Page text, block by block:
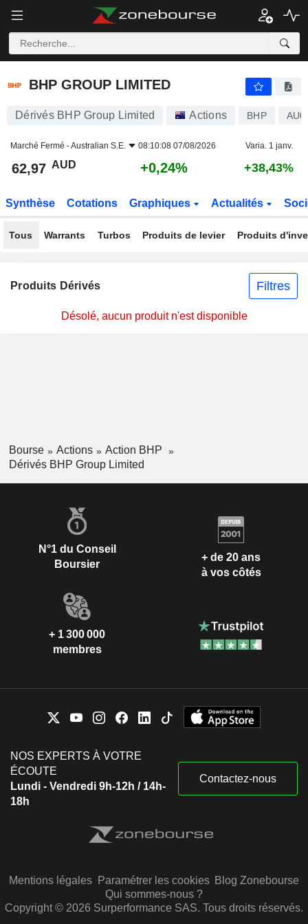
BHP GROUP LIMITED
BHP GROUP LIMITED
Dérivés BHP Group Limited Actions BHP
Marché Fermé -Australian S.E. 08:10:08 07/08/2026 Varia. 1 janv.
62,97 AUD +0,24% +38,43%
Synthèse Cotations Graphiques Actualités
Tous Warrants Turbos Produits de levier Produits
Produits Dérivés Filtres
Désolé, aucun produit n'est disponible
Bourse Actions
Action BHP
Dérivés BHP Group Limited
N°1 du Conseil
Boursier
+ de 20 ans
à vos côtés
+ 1 300 000
membres
NOS EXPERTS À VOTRE
ÉCOUTE
Lundi - Vendredi 9h-12h / 14h-
18h
Contactez-nous
Mentions légales Paramétrer les cookies Blog Zonebourse
Qui sommes-nous ?
Copyright © 2026 Surperformance SAS. Tous droits réservés.